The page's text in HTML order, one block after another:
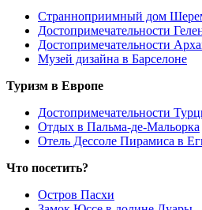
Странноприимный дом
Достопримечательности
Достопримечательности
Музей дизайна в Барселоне
Туризм в Европе
Достопримечательности
Отдых в Пальма-де-Мальорка
Отель Дессоле Пирамиса в
Что посетить?
Остров Пасхи